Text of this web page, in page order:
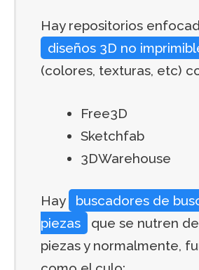
Hay repositorios
diseños 3D no
(colores, texturas, etc)
Free3D
Sketchfab
3DWarehouse
Hay
buscadores de
piezas
que se nutren
piezas y normalmente,